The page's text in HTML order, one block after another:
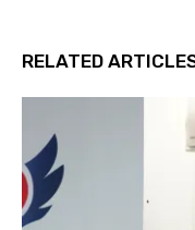
RELATED